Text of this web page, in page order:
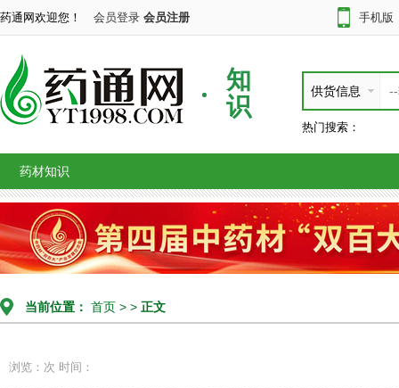
药通网欢迎您！ 会员登录 会员注册 手机版
知
识
供货信息
热门搜索：
药材知识
当前位置： 首页 > > 正文
浏览：次 时间：